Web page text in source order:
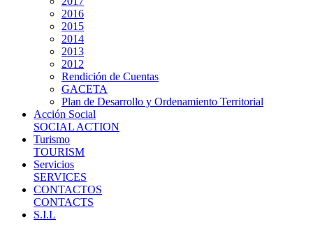
2016
2015
2014
2013
2012
Rendición de Cuentas
GACETA
Plan de Desarrollo y Ordenamiento Territorial
Acción Social
SOCIAL ACTION
Turismo
TOURISM
Servicios
SERVICES
CONTACTOS
CONTACTS
S.I.L